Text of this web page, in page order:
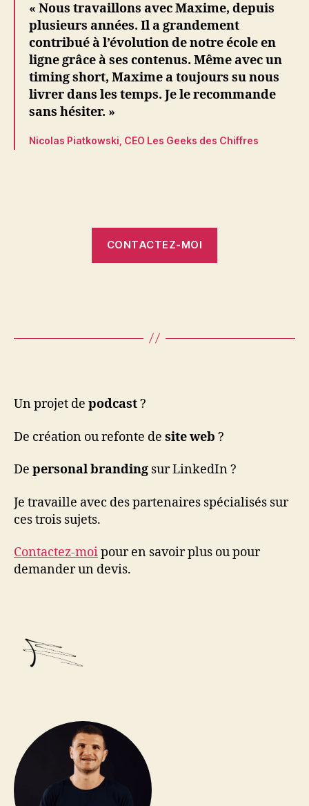
« Nous travaillons avec Maxime, depuis
plusieurs années. Il a grandement
contribué à l’évolution de notre école en
ligne grâce à ses contenus. Même avec un
timing short, Maxime a toujours su nous
livrer dans les temps. Je le recommande
sans hésiter. »
Nicolas Piatkowski, CEO Les Geeks des Chiffres
CONTACTEZ-MOI
Un projet de podcast?
De création ou refonte de site web ?
De personal branding sur LinkedIn ?
Je travaille avec des partenaires spécialisés sur
ces trois sujets.
Contactez-moipour en savoir plus ou pour
demander un devis.